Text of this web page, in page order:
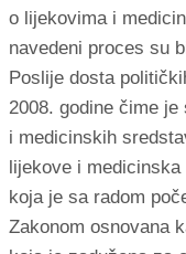
o lijekovima i
navedeni proces su
Poslije dosta
2008. godine čime
i medicinskih
lijekove i
koja je sa radom
Zakonom osnovana